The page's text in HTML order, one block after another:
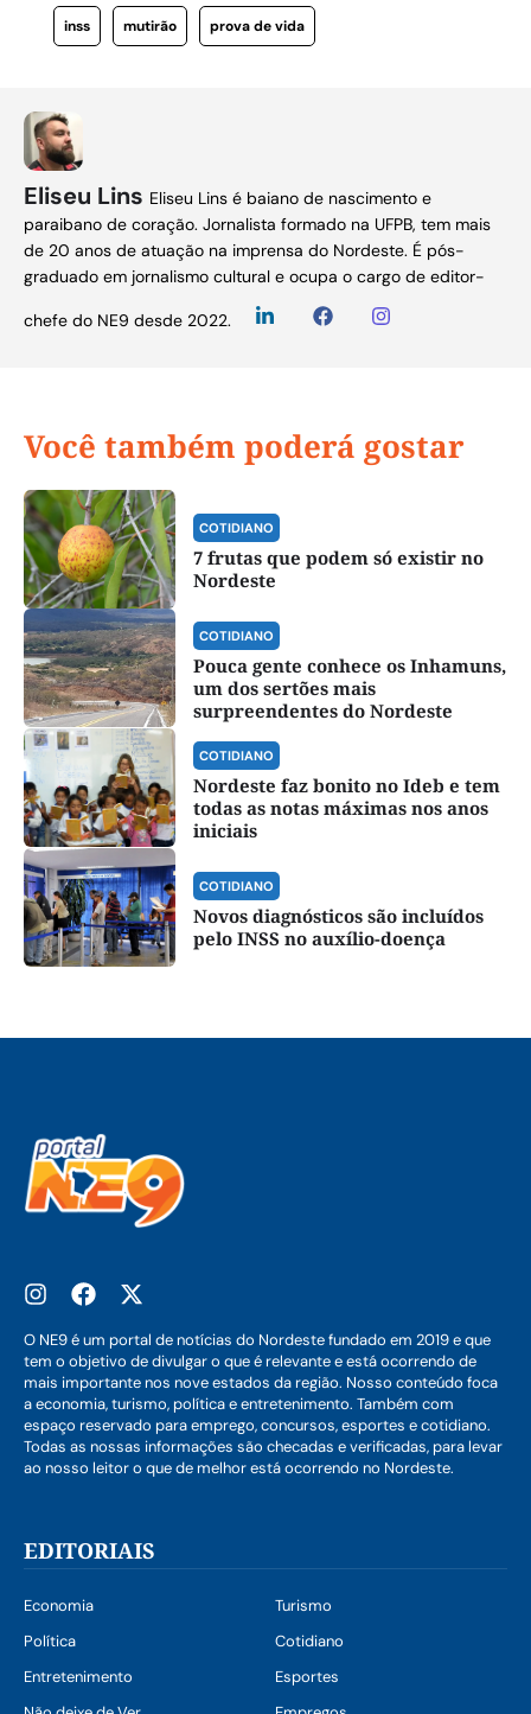
inss mutirão prova de vida
Eliseu Lins Eliseu Lins é baiano de nascimento e
paraibano de coração. Jornalista formado na UFPB, tem mais
de 20 anos de atuação na imprensa do Nordeste. É pós-
graduado em jornalismo cultural e ocupa o cargo de editor-
chefe do NE9 desde 2022.
Você também poderá gostar
COTIDIANO
7 frutas que podem só existir no
Nordeste
COTIDIANO
Pouca gente conhece os Inhamuns,
um dos sertões mais
surpreendentes do Nordeste
COTIDIANO
Nordeste faz bonito no Ideb e tem
todas as notas máximas nos anos
iniciais
COTIDIANO
Novos diagnósticos são incluídos
pelo INSS no auxílio-doença
O NE9 é um portal de notícias do Nordeste fundado em 2019 e que
tem o objetivo de divulgar o que é relevante e está ocorrendo de
mais importante nos nove estados da região. Nosso conteúdo foca
a economia, turismo, política e entretenimento. Também com
espaço reservado para emprego, concursos, esportes e cotidiano.
Todas as nossas informações são checadas e verificadas, para levar
ao nosso leitor o que de melhor está ocorrendo no Nordeste.
EDITORIAIS
Economia
Turismo
Política
Cotidiano
Entretenimento
Esportes